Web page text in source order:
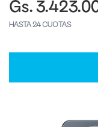
Gs.
HASTA 24 CUOTAS